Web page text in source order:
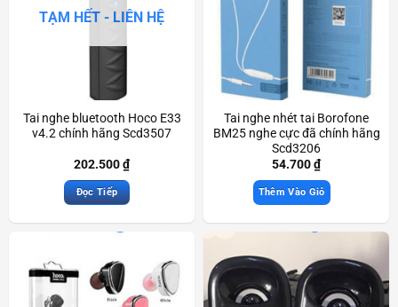
TẠM HẾT - LIÊN HỆ
Tai nghe bluetooth Hoco E33
v4.2 chính hãng Scd3507
202.500₫
Đọc Tiếp
Tai nghe nhét tai Borofone
BM25 nghe cực đã chính hãng
Scd3206
54.700₫
Thêm Vào Giỏ